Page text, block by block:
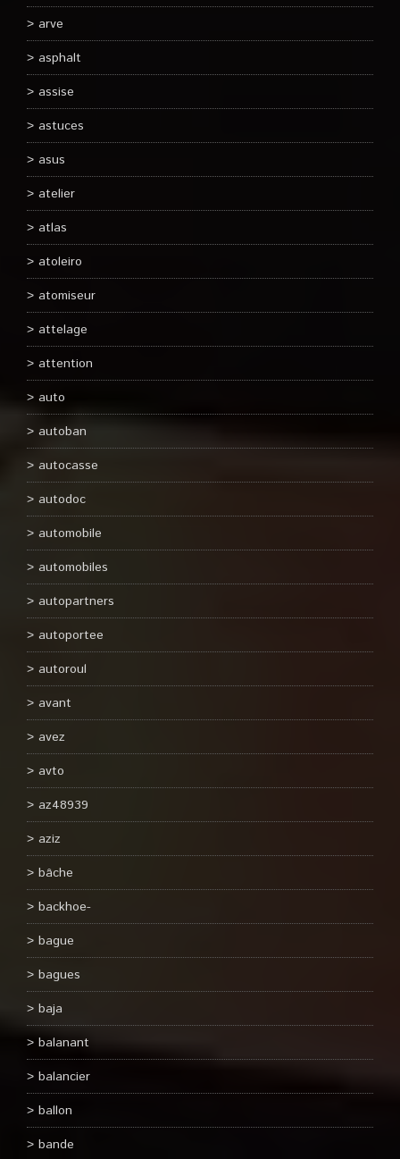
arve
asphalt
assise
astuces
asus
atelier
atlas
atoleiro
atomiseur
attelage
attention
auto
autoban
autocasse
autodoc
automobile
automobiles
autopartners
autoportee
autoroul
avant
avez
avto
az48939
aziz
bâche
backhoe-
bague
bagues
baja
balanant
balancier
ballon
bande